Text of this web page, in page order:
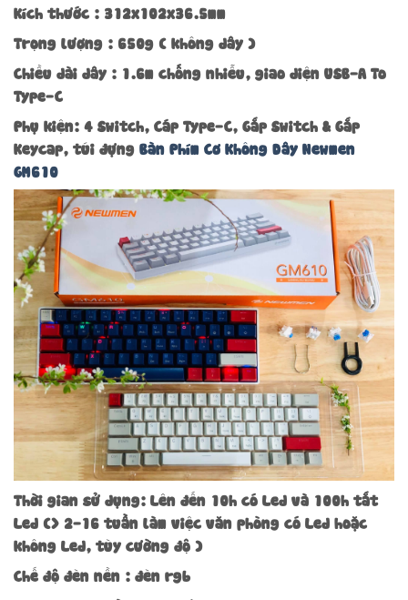
Kích thước : 312x102x36.5mm
Trọng lượng : 650g ( không dây )
Chiều dài dây : 1.6m chống nhiễu, giao diện USB-A To
Type-C
Phụ kiện: 4 Switch, Cáp Type-C, Gắp Switch & Gắp
Keycap, túi đựng Bàn Phím Cơ Không Dây Newmen
GM610
Thời gian sử dụng: Lên đến 10h có Led và 100h tắt
Led (> 2-16 tuần làm việc văn phòng có Led hoặc
không Led, tùy cường độ )
Chế độ đèn nền : đèn rgb